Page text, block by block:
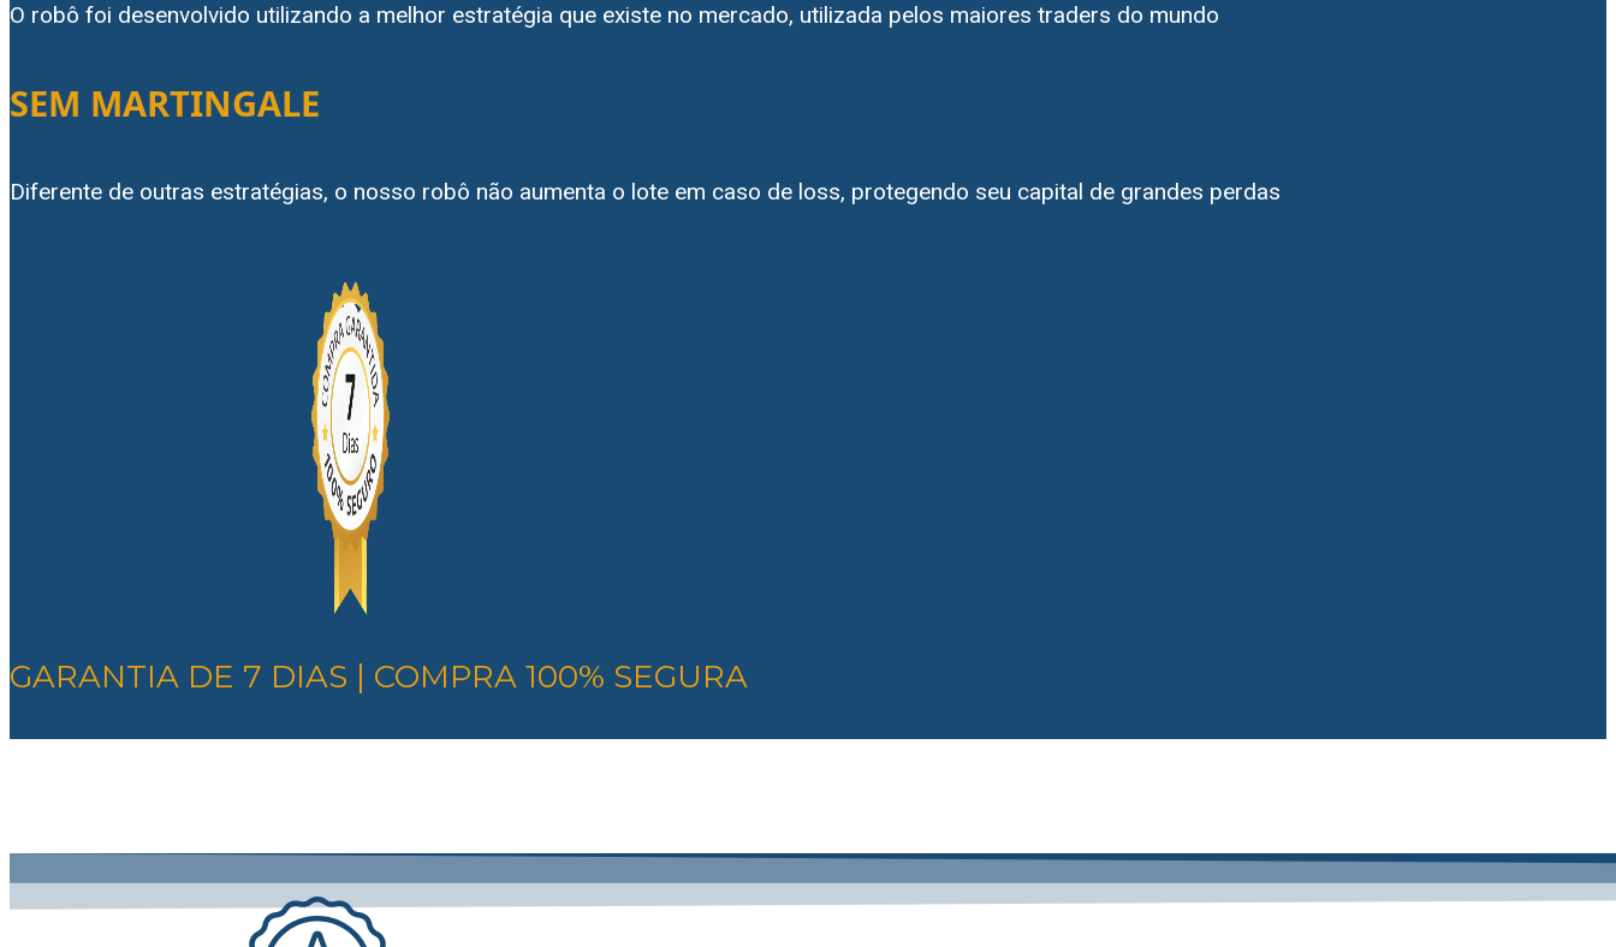
O robô foi desenvolvido utilizando a melhor estratégia que existe no mercado, utilizada pelos maiores traders do mundo
SEM MARTINGALE
Diferente de outras estratégias, o nosso robô não aumenta o lote em caso de loss, protegendo seu capital de grandes perdas
GARANTIA DE 7 DIAS | COMPRA 100% SEGURA